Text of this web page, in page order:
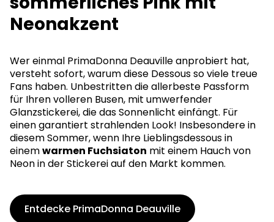
Neonakzent
Wer einmal PrimaDonna Deauville anprobiert hat,
versteht sofort, warum diese Dessous so viele treue
Fans haben. Unbestritten die allerbeste Passform
für Ihren volleren Busen, mit umwerfender
Glanzstickerei, die das Sonnenlicht einfängt. Für
einen garantiert strahlenden Look! Insbesondere in
diesem Sommer, wenn Ihre Lieblingsdessous in
einemwarmen Fuchsiaton mit einem Hauch von
Neon in der Stickerei auf den Markt kommen.
Entdecke PrimaDonna Deauville